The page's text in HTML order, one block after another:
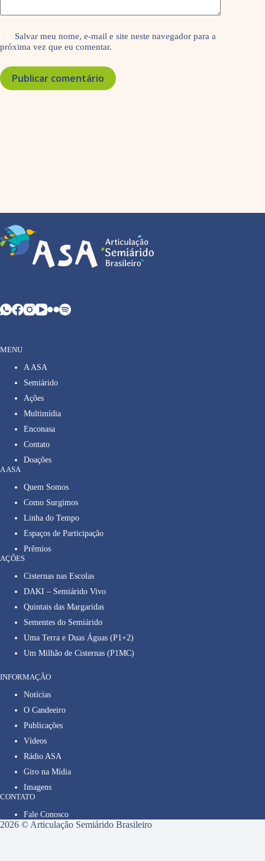
Salvar meu nome, e-mail e site neste navegador para a
próxima vez que eu comentar.
Publicar comentário
MENU
A ASA
Semiárido
Ações
Multimídia
Enconasa
Contato
Doações
A ASA
Quem Somos
Como Surgimos
Linha do Tempo
Espaços de Participação
Prêmios
AÇÕES
Cisternas nas Escolas
DAKI – Semiárido Vivo
Quintais das Margaridas
Sementes do Semiárido
Uma Terra e Duas Águas (P1+2)
Um Milhão de Cisternas (P1MC)
INFORMAÇÃO
Notícias
O Candeeiro
Publicações
Vídeos
Rádio ASA
Giro na Mídia
Imagens
CONTATO
Fale Conosco
2026 © Articulação Semiárido Brasileiro